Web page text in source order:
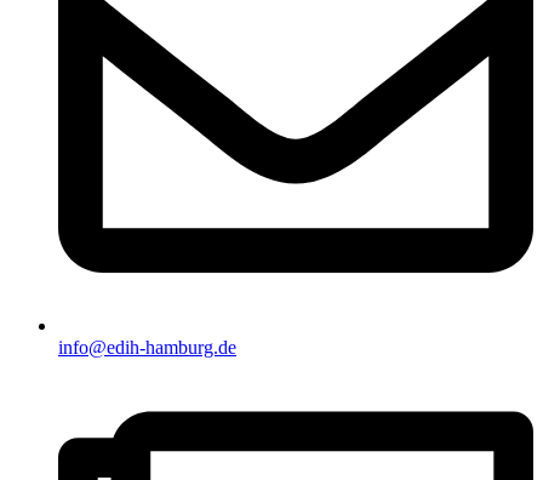
info@edih-hamburg.de